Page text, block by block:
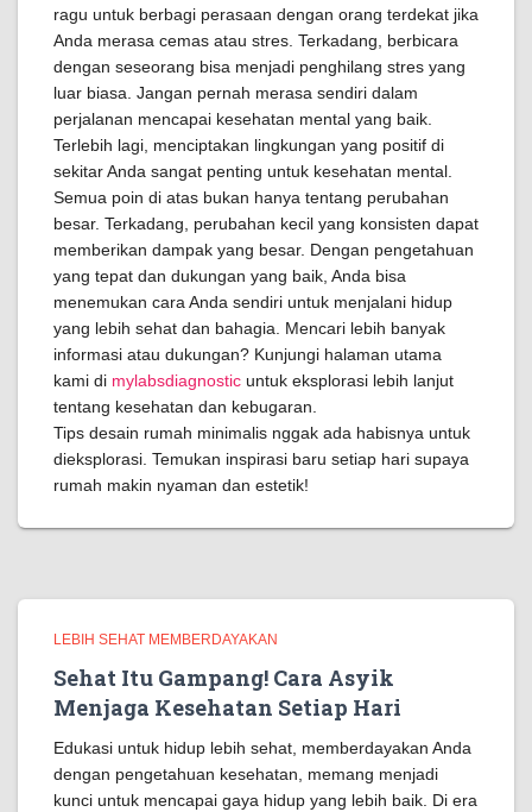
ragu untuk berbagi perasaan dengan orang terdekat jika
Anda merasa cemas atau stres. Terkadang, berbicara
dengan seseorang bisa menjadi penghilang stres yang
luar biasa. Jangan pernah merasa sendiri dalam
perjalanan mencapai kesehatan mental yang baik.
Terlebih lagi, menciptakan lingkungan yang positif di
sekitar Anda sangat penting untuk kesehatan mental.
Semua poin di atas bukan hanya tentang perubahan
besar. Terkadang, perubahan kecil yang konsisten dapat
memberikan dampak yang besar. Dengan pengetahuan
yang tepat dan dukungan yang baik, Anda bisa
menemukan cara Anda sendiri untuk menjalani hidup
yang lebih sehat dan bahagia. Mencari lebih banyak
informasi atau dukungan? Kunjungi halaman utama
kami di mylabsdiagnostic untuk eksplorasi lebih lanjut
tentang kesehatan dan kebugaran.
Tips desain rumah minimalis nggak ada habisnya untuk
dieksplorasi. Temukan inspirasi baru setiap hari supaya
rumah makin nyaman dan estetik!
LEBIH SEHAT MEMBERDAYAKAN
Sehat Itu Gampang! Cara Asyik
Menjaga Kesehatan Setiap Hari
Edukasi untuk hidup lebih sehat, memberdayakan Anda
dengan pengetahuan kesehatan, memang menjadi
kunci untuk mencapai gaya hidup yang lebih baik. Di era